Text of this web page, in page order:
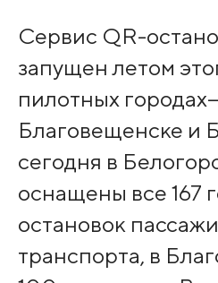
Сервис QR-
запущен летом
пилотных
Благовещенске и
сегодня в
оснащены все 167
остановок
транспорта, в